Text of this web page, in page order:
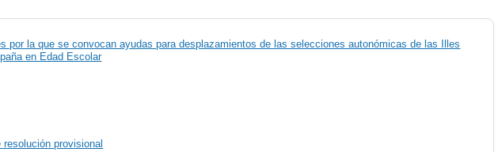
por la que se convocan ayudas para desplazamientos de las selecciones autonómicas de las Illes
en Edad Escolar
provisional